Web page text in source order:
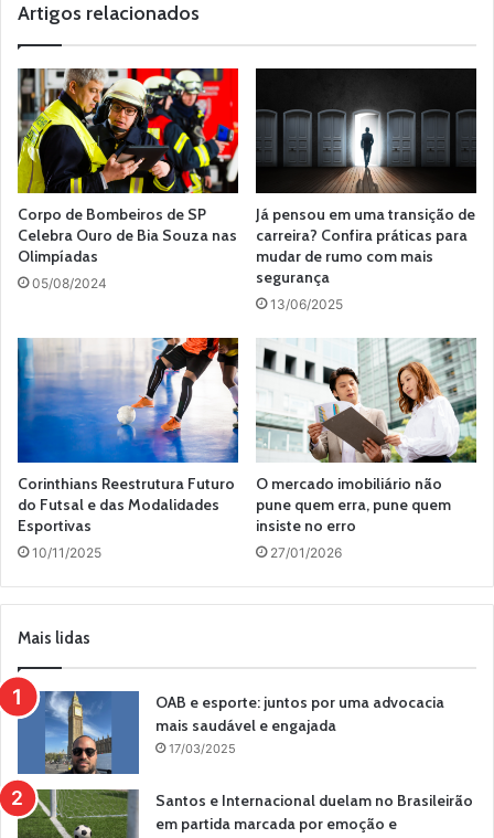
Artigos relacionados
Corpo de Bombeiros de SP
Celebra Ouro de Bia Souza nas
Olimpíadas
05/08/2024
Já pensou em uma transição de
carreira? Confira práticas para
mudar de rumo com mais
segurança
13/06/2025
Corinthians Reestrutura Futuro
do Futsal e das Modalidades
Esportivas
10/11/2025
O mercado imobiliário não
pune quem erra, pune quem
insiste no erro
27/01/2026
Mais lidas
OAB e esporte: juntos por uma advocacia
mais saudável e engajada
17/03/2025
Santos e Internacional duelam no Brasileirão
em partida marcada por emoção e